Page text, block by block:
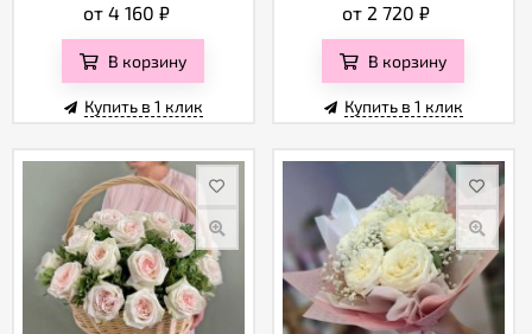
от 4 160 ₽
В корзину
Купить в 1 клик
от 2 720₽
В корзину
Купить в 1 клик